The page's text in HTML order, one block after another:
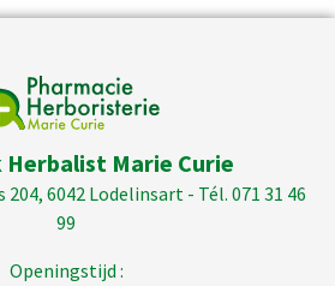
Marie Curie
204, 6042 Lodelinsart - Tél. 071 31 46
99
Openingstijd :